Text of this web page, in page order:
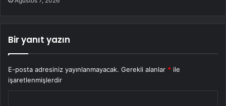
Bir yanıt yazın
E-posta adresiniz yayınlanmayacak. Gerekli alanlar * ile
işaretlenmişlerdir